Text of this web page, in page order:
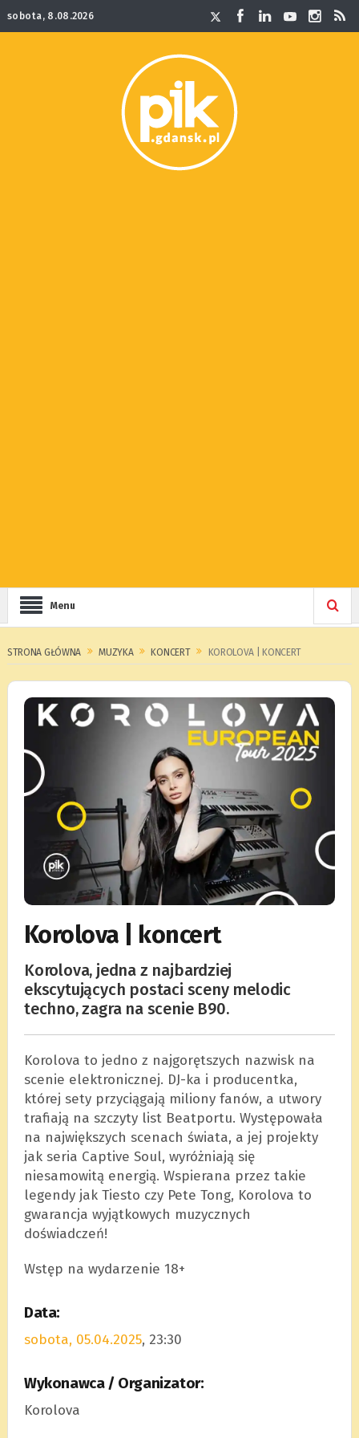
sobota, 8.08.2026
Menu
STRONA GŁÓWNA MUZYKA KONCERT KOROLOVA | KONCERT
Korolova | koncert
Korolova, jedna z najbardziej
ekscytujących postaci sceny melodic
techno, zagra na scenie B90.
Korolova to jedno z najgorętszych nazwisk na
scenie elektronicznej. DJ-ka i producentka,
której sety przyciągają miliony fanów, a utwory
trafiają na szczyty list Beatportu. Występowała
na największych scenach świata, a jej projekty
jak seria Captive Soul, wyróżniają się
niesamowitą energią. Wspierana przez takie
legendy jak Tiesto czy Pete Tong, Korolova to
gwarancja wyjątkowych muzycznych
doświadczeń!
Wstęp na wydarzenie 18+
Data:
sobota, 05.04.2025, 23:30
Wykonawca / Organizator:
Korolova